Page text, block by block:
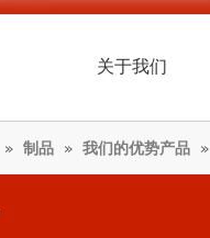
关于我们
» 制品 » 我们的优势产品 »